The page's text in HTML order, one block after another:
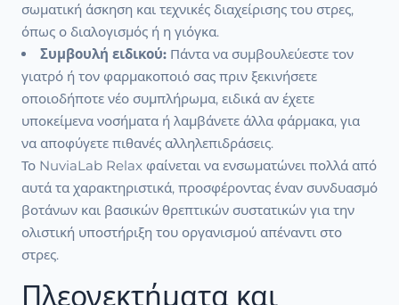
σωματική άσκηση και τεχνικές διαχείρισης του στρες,
όπως ο διαλογισμός ή η γιόγκα.
Συμβουλή ειδικού: Πάντα να συμβουλεύεστε τον
γιατρό ή τον φαρμακοποιό σας πριν ξεκινήσετε
οποιοδήποτε νέο συμπλήρωμα, ειδικά αν έχετε
υποκείμενα νοσήματα ή λαμβάνετε άλλα φάρμακα, για
να αποφύγετε πιθανές αλληλεπιδράσεις.
Το NuviaLab Relax φαίνεται να ενσωματώνει πολλά από
αυτά τα χαρακτηριστικά, προσφέροντας έναν συνδυασμό
βοτάνων και βασικών θρεπτικών συστατικών για την
ολιστική υποστήριξη του οργανισμού απέναντι στο
στρες.
Πλεονεκτήματα και